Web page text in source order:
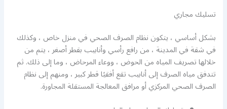
تسليك مجاري
بشكل أساسي ، يتكون نظام الصرف الصحي في منزل خاص ، وكذلك
في شقة في المدينة ، من رافع رأسي وأنابيب بقطر أصغر ، يتم من
خلالها تصريف المياه من الحوض ، ووعاء المرحاض ، وما إلى ذلك. ثم
تتدفق مياه الصرف إلى أنابيب تقع أفقيًا قطر كبير ، ومنهم إلى نظام
الصرف الصحي المركزي أو مرافق المعالجة المستقلة المجاورة.